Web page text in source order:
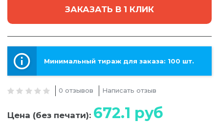
ЗАКАЗАТЬ В 1 КЛИК
Минимальный тираж для заказа: 100 шт.
0 отзывов Написать отзыв
Цена (без печати): 672.1 руб